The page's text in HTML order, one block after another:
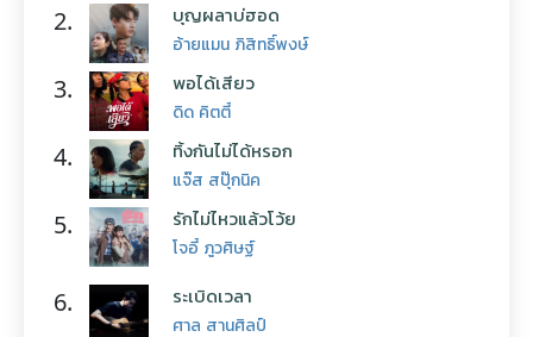
2. บุญผลาบ่ฮอด
อ้ายแมน ภิสิทธิ์พงษ์
3. พอได้เสียว
ดิด คิตตี้
4. ทิ้งกันไม่ได้หรอก
แจ๊ส สปุ๊กนิค
5. รักไม่ไหวแล้วโว้ย
โจอี้ ภูวศิษฐ์
6. ระเบิดเวลา
ศาล สานศิลป์